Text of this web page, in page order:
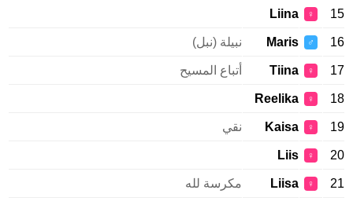
15
♀
Liina
16
♂
Maris نبيلة (نبل)
17
♀
Tiina أتباع المسيح
18
♀
Reelika
19
♀
Kaisa نقي
20
♀
Liis
21
♀
Liisa مكرسة لله